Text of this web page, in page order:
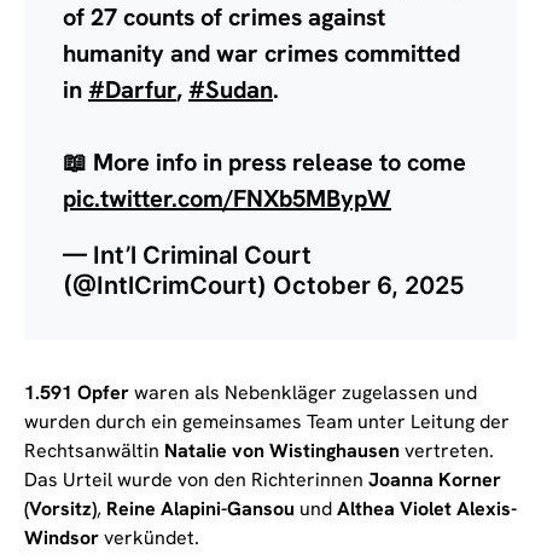
of 27 counts of crimes against
humanity and war crimes committed
in #Darfur, #Sudan.
📖 More info in press release to come
pic.twitter.com/FNXb5MBypW
— Int’l Criminal Court
(@IntlCrimCourt) October 6, 2025
1.591 Opferwaren als Nebenkläger zugelassen und
wurden durch ein gemeinsames Team unter Leitung der
Rechtsanwältin Natalie von Wistinghausenvertreten.
Das Urteil wurde von den Richterinnen Joanna Korner
(Vorsitz), Reine Alapini-Gansou undAlthea Violet Alexis-
Windsorverkündet.